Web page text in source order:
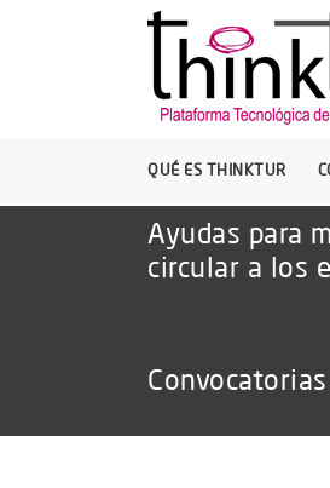
QUÉ ES THINKTUR
Ayudas para
circular a los